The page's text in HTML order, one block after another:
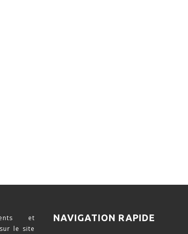
et
le site
NAVIGATION RAPIDE